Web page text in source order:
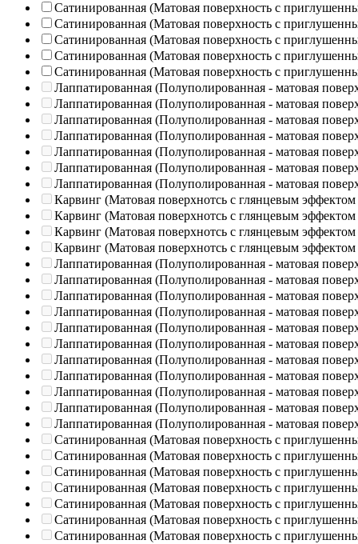
Сатинированная (Матовая поверхность с
Сатинированная (Матовая поверхность с
Сатинированная (Матовая поверхность с
Сатинированная (Матовая поверхность с
Сатинированная (Матовая поверхность с
Лаппатированная (Полуполированная - матовая
Лаппатированная (Полуполированная - матовая
Лаппатированная (Полуполированная - матовая
Лаппатированная (Полуполированная - матовая
Лаппатированная (Полуполированная - матовая
Лаппатированная (Полуполированная - матовая
Лаппатированная (Полуполированная - матовая
Карвинг (Матовая поверхнотсь с глянцевым эффектом
Карвинг (Матовая поверхнотсь с глянцевым эффектом
Карвинг (Матовая поверхнотсь с глянцевым эффектом
Карвинг (Матовая поверхнотсь с глянцевым эффектом
Лаппатированная (Полуполированная - матовая
Лаппатированная (Полуполированная - матовая
Лаппатированная (Полуполированная - матовая
Лаппатированная (Полуполированная - матовая
Лаппатированная (Полуполированная - матовая
Лаппатированная (Полуполированная - матовая
Лаппатированная (Полуполированная - матовая
Лаппатированная (Полуполированная - матовая
Лаппатированная (Полуполированная - матовая
Лаппатированная (Полуполированная - матовая
Лаппатированная (Полуполированная - матовая
Сатинированная (Матовая поверхность с
Сатинированная (Матовая поверхность с
Сатинированная (Матовая поверхность с
Сатинированная (Матовая поверхность с
Сатинированная (Матовая поверхность с
Сатинированная (Матовая поверхность с
Сатинированная (Матовая поверхность с